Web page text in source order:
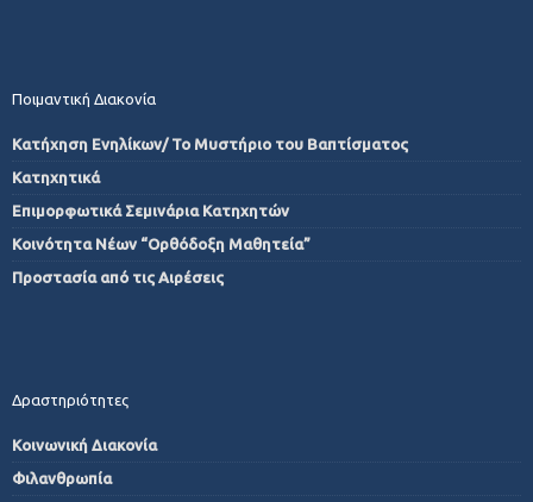
Ποιμαντική Διακονία
Κατήχηση Ενηλίκων/ Το Μυστήριο του Βαπτίσματος
Κατηχητικά
Επιμορφωτικά Σεμινάρια Κατηχητών
Κοινότητα Νέων “Ορθόδοξη Μαθητεία”
Προστασία από τις Αιρέσεις
Δραστηριότητες
Κοινωνική Διακονία
Φιλανθρωπία